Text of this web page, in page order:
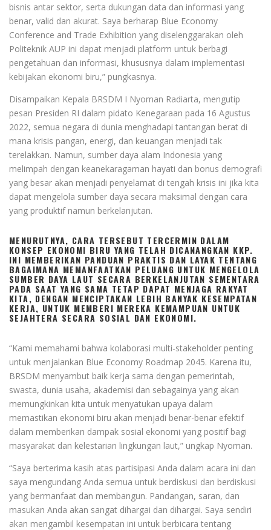
bisnis antar sektor, serta dukungan data dan informasi yang
benar, valid dan akurat. Saya berharap Blue Economy
Conference and Trade Exhibition yang diselenggarakan oleh
Politeknik AUP ini dapat menjadi platform untuk berbagi
pengetahuan dan informasi, khususnya dalam implementasi
kebijakan ekonomi biru,” pungkasnya.
Disampaikan Kepala BRSDM I Nyoman Radiarta, mengutip
pesan Presiden RI dalam pidato Kenegaraan pada 16 Agustus
2022, semua negara di dunia menghadapi tantangan berat di
mana krisis pangan, energi, dan keuangan menjadi tak
terelakkan. Namun, sumber daya alam Indonesia yang
melimpah dengan keanekaragaman hayati dan bonus demografi
yang besar akan menjadi penyelamat di tengah krisis ini jika kita
dapat mengelola sumber daya secara maksimal dengan cara
yang produktif namun berkelanjutan.
MENURUTNYA, CARA TERSEBUT TERCERMIN DALAM
KONSEP EKONOMI BIRU YANG TELAH DICANANGKAN KKP.
INI MEMBERIKAN PANDUAN PRAKTIS DAN LAYAK TENTANG
BAGAIMANA MEMANFAATKAN PELUANG UNTUK MENGELOLA
SUMBER DAYA LAUT SECARA BERKELANJUTAN SEMENTARA
PADA SAAT YANG SAMA TETAP DAPAT MENJAGA RAKYAT
KITA, DENGAN MENCIPTAKAN LEBIH BANYAK KESEMPATAN
KERJA, UNTUK MEMBERI MEREKA KEMAMPUAN UNTUK
SEJAHTERA SECARA SOSIAL DAN EKONOMI.
“Kami memahami bahwa kolaborasi multi-stakeholder penting
untuk menjalankan Blue Economy Roadmap 2045. Karena itu,
BRSDM menyambut baik kerja sama dengan pemerintah,
swasta, dunia usaha, akademisi dan sebagainya yang akan
memungkinkan kita untuk menyatukan upaya dalam
memastikan ekonomi biru akan menjadi benar-benar efektif
dalam memberikan dampak sosial ekonomi yang positif bagi
masyarakat dan kelestarian lingkungan laut,” ungkap Nyoman.
“Saya berterima kasih atas partisipasi Anda dalam acara ini dan
saya mengundang Anda semua untuk berdiskusi dan berdiskusi
yang bermanfaat dan membangun. Pandangan, saran, dan
masukan Anda akan sangat dihargai dan dihargai. Saya sendiri
akan mengambil kesempatan ini untuk berbicara tentang